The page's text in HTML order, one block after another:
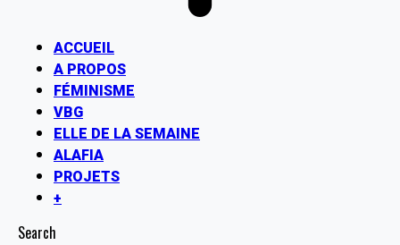
ACCUEIL
A PROPOS
FÉMINISME
VBG
ELLE DE LA SEMAINE
ALAFIA
PROJETS
+
Search